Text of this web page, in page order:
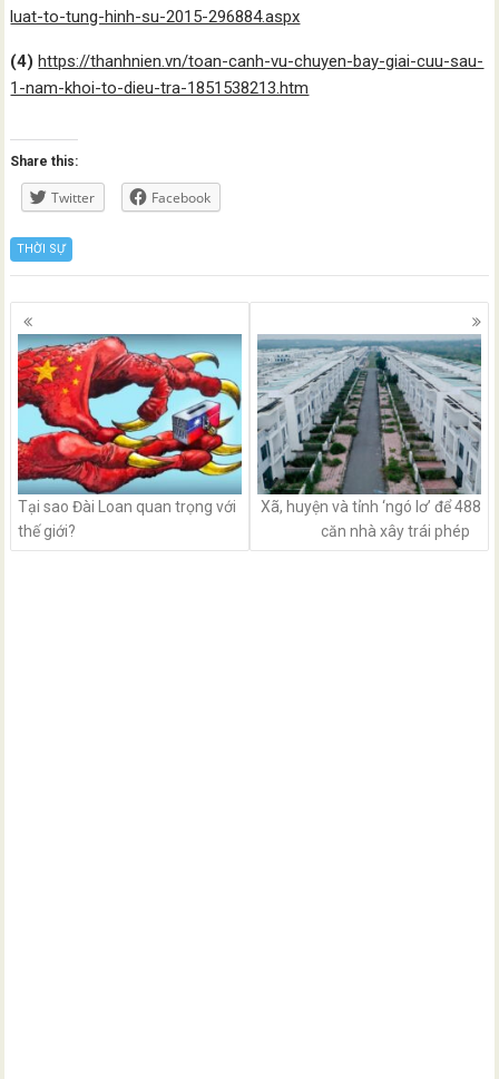
luat-to-tung-hinh-su-2015-296884.aspx
(4) https://thanhnien.vn/toan-canh-vu-chuyen-bay-giai-cuu-sau-
1-nam-khoi-to-dieu-tra-1851538213.htm
Share this:
Twitter Facebook
THỜI SỰ
Posts
navigation
Tại sao Đài Loan quan trọng với
thế giới?
Xã, huyện và tỉnh ‘ngó lơ’ để 488
căn nhà xây trái phép